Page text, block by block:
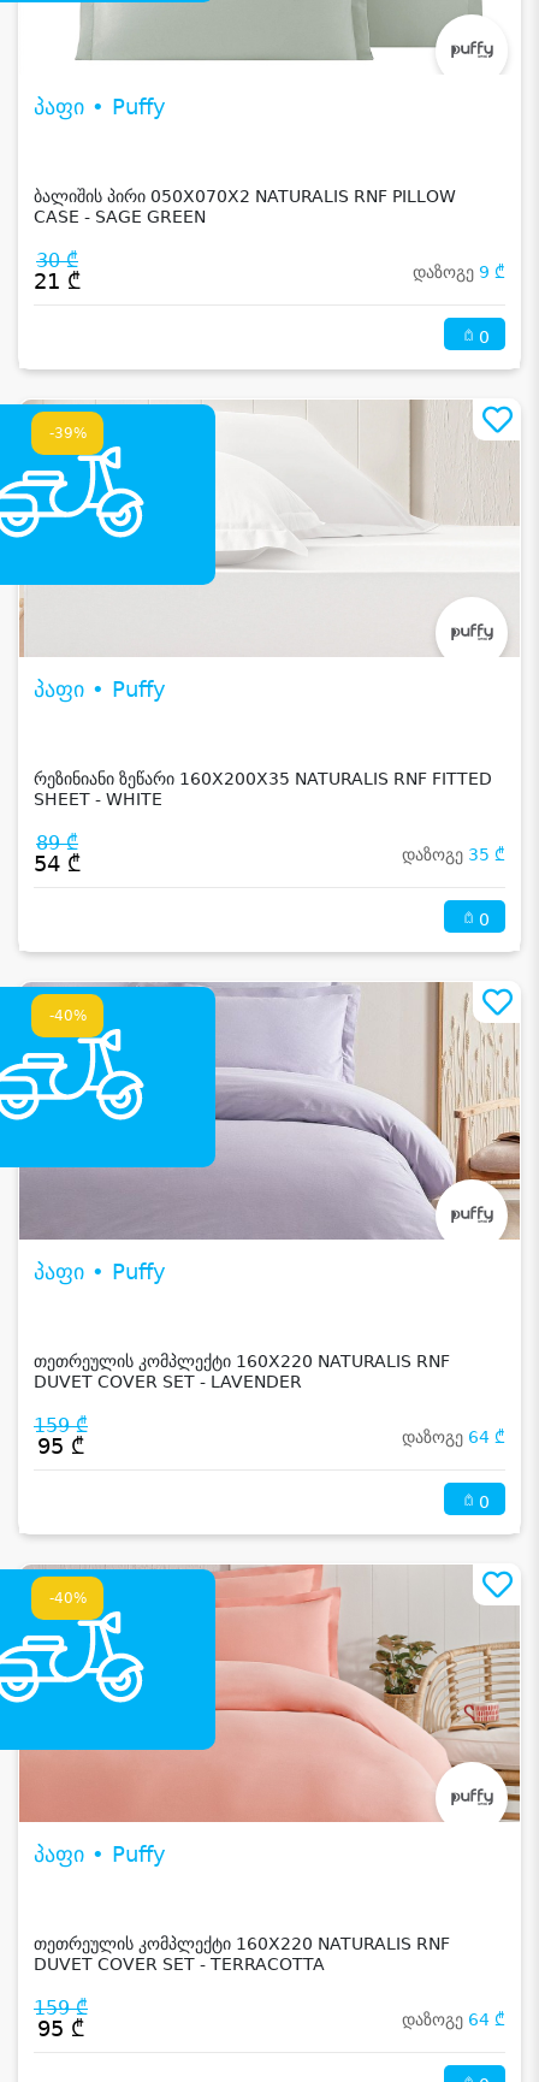
პაფი • Puffy
ბალიშის პირი 050X070X2 NATURALIS RNF PILLOW
CASE - SAGE GREEN
30 ₾
21 ₾ დაზოგე 9 ₾
0
-39%
პაფი • Puffy
რეზინიანი ზეწარი 160X200X35 NATURALIS RNF FITTED
SHEET - WHITE
89 ₾
54 ₾ დაზოგე 35 ₾
0
-40%
პაფი • Puffy
თეთრეულის კომპლექტი 160X220 NATURALIS RNF
DUVET COVER SET - LAVENDER
159 ₾
95 ₾ დაზოგე 64 ₾
0
-40%
პაფი • Puffy
თეთრეულის კომპლექტი 160X220 NATURALIS RNF
DUVET COVER SET - TERRACOTTA
159 ₾
95 ₾ დაზოგე 64 ₾